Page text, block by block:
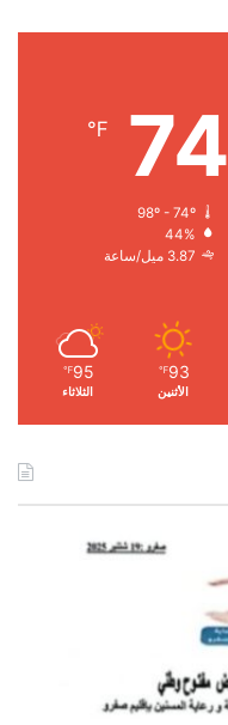
74
℉
98º - 74º
44%
3.87 ميل/ساعة
93
℉
الأثنين
95
℉
الثلاثاء